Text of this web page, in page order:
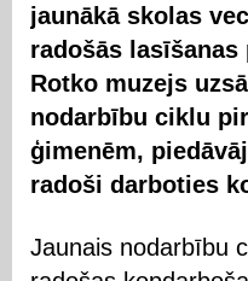
jaunākā skolas
radošās
Rotko muzejs
nodarbību ciklu
ģimenēm,
radoši darboties
Jaunais nodarbību